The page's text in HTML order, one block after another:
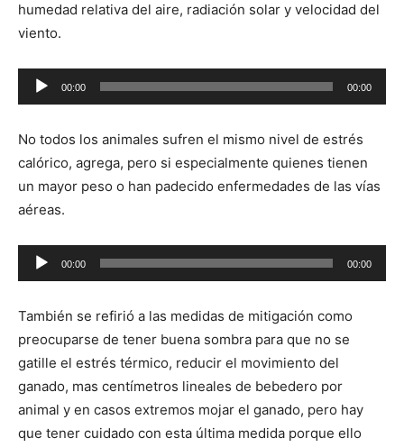
humedad relativa del aire, radiación solar y velocidad del
viento.
Reproductor
audio
00:00 00:00
No todos los animales sufren el mismo nivel de estrés
calórico, agrega, pero si especialmente quienes tienen
un mayor peso o han padecido enfermedades de las vías
aéreas.
Reproductor
de
00:00 00:00
También se refirió a las medidas de mitigación como
preocuparse de tener buena sombra para que no se
gatille el estrés térmico, reducir el movimiento del
ganado, mas centímetros lineales de bebedero por
animal y en casos extremos mojar el ganado, pero hay
que tener cuidado con esta última medida porque ello